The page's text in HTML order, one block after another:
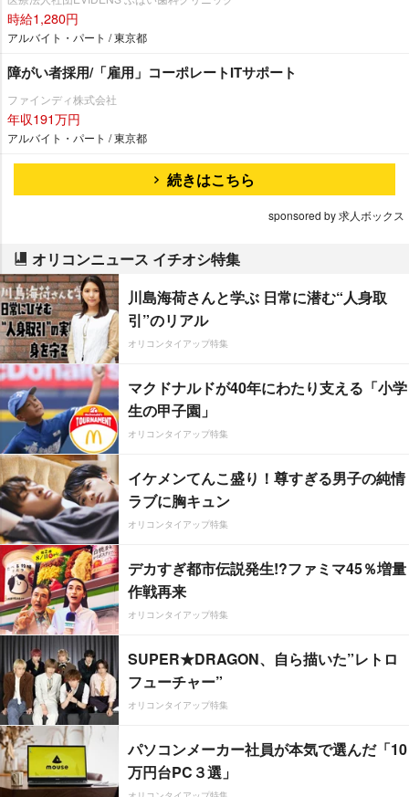
時給1,280円
アルバイト・パート / 東京都
障がい者採用/「雇用」コーポレートITサポート
ファインディ株式会社
年収191万円
アルバイト・パート / 東京都
続きはこちら
sponsored by 求人ボックス
オリコンニュース イチオシ特集
川島海荷さんと学ぶ 日常に潜む“人身取
引”のリアル
オリコンタイアップ特集
マクドナルドが40年にわたり支える「小学
生の甲子園」
オリコンタイアップ特集
イケメンてんこ盛り！尊すぎる男子の純情
ラブに胸キュン
オリコンタイアップ特集
デカすぎ都市伝説発生!?ファミマ45％増量
作戦再来
オリコンタイアップ特集
SUPER★DRAGON、自ら描いた”レトロ
フューチャー”
オリコンタイアップ特集
パソコンメーカー社員が本気で選んだ「10
万円台PC３選」